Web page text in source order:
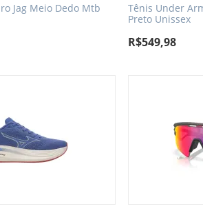
Jag Meio Dedo Mtb
Tênis Under
Preto Unissex
R$549,98